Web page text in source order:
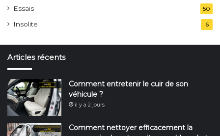
Essais 50
Insolite 6
Articles récents
Comment entretenir le cuir de son
véhicule ?
il y a 2 jours
Comment nettoyer efficacement la